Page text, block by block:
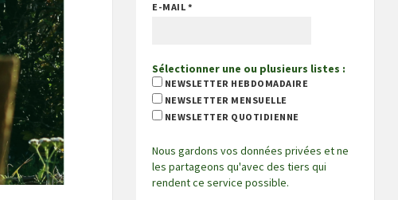
E-MAIL *
Sélectionner une ou plusieurs listes :
NEWSLETTER HEBDOMADAIRE
NEWSLETTER MENSUELLE
NEWSLETTER QUOTIDIENNE
Nous gardons vos données privées et ne
les partageons qu'avec des tiers qui
rendent ce service possible.